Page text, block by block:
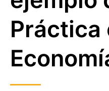
Práctica